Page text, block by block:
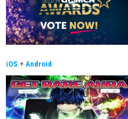
iOS + Android